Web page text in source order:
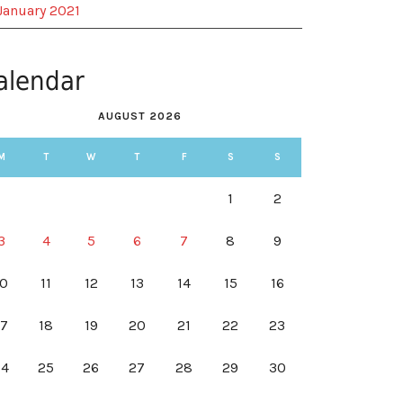
2021
AUGUST 2026
T W T F S S
1 2
4 5 6 7 8 9
11 12 13 14 15 16
18 19 20 21 22 23
25 26 27 28 29 30